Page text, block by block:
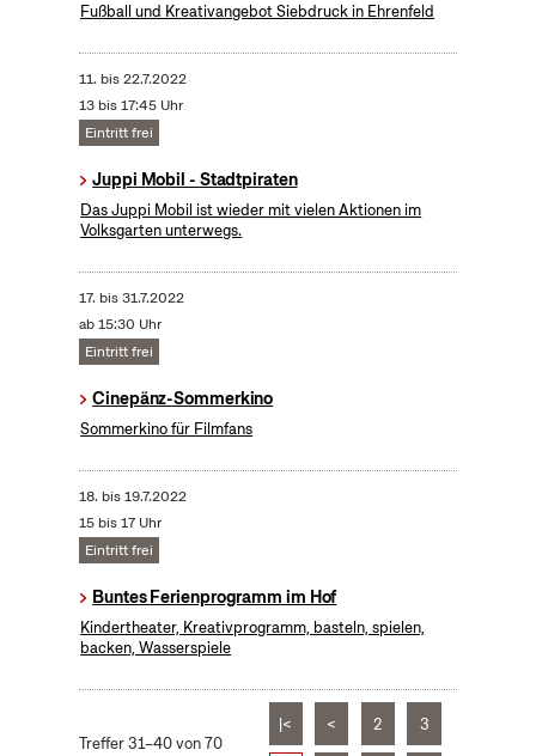
Fußball und Kreativangebot Siebdruck in Ehrenfeld
11. bis22.7.2022
13 bis 17:45 Uhr
Eintritt frei
Juppi Mobil - Stadtpiraten
Das Juppi Mobil ist wieder mit vielen Aktionen im
Volksgarten unterwegs.
17. bis31.7.2022
ab 15:30 Uhr
Eintritt frei
Cinepänz-Sommerkino
Sommerkino für Filmfans
18. bis19.7.2022
15 bis 17 Uhr
Eintritt frei
Buntes Ferienprogramm im Hof
Kindertheater, Kreativprogramm, basteln, spielen,
backen, Wasserspiele
Treffer 31–40 von 70
|< < 2 3